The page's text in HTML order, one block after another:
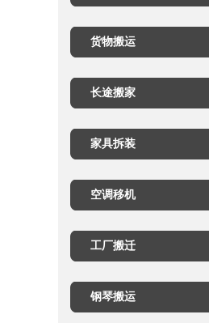
货物搬运
长途搬家
家具拆装
空调移机
工厂搬迁
钢琴搬运